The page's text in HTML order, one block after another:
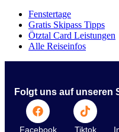
Fenstertage
Gratis Skipass Tipps
Ötztal Card Leistungen
Alle Reiseinfos